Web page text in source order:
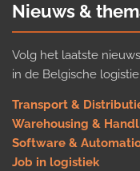
Nieuws &
Volg het laatste
in de Belgische
Transport &
Warehousing &
Software &
Job in logistiek